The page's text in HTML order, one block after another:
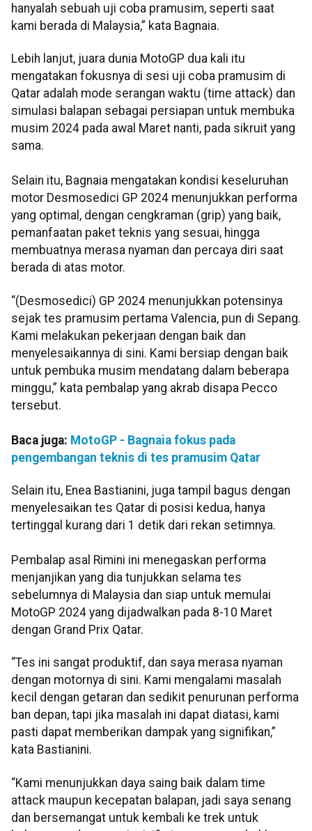
hanyalah sebuah uji coba pramusim, seperti saat
kami berada di Malaysia,” kata Bagnaia.
Lebih lanjut, juara dunia MotoGP dua kali itu
mengatakan fokusnya di sesi uji coba pramusim di
Qatar adalah mode serangan waktu (time attack) dan
simulasi balapan sebagai persiapan untuk membuka
musim 2024 pada awal Maret nanti, pada sikruit yang
sama.
Selain itu, Bagnaia mengatakan kondisi keseluruhan
motor Desmosedici GP 2024 menunjukkan performa
yang optimal, dengan cengkraman (grip) yang baik,
pemanfaatan paket teknis yang sesuai, hingga
membuatnya merasa nyaman dan percaya diri saat
berada di atas motor.
“(Desmosedici) GP 2024 menunjukkan potensinya
sejak tes pramusim pertama Valencia, pun di Sepang.
Kami melakukan pekerjaan dengan baik dan
menyelesaikannya di sini. Kami bersiap dengan baik
untuk pembuka musim mendatang dalam beberapa
minggu,” kata pembalap yang akrab disapa Pecco
tersebut.
Baca juga: MotoGP - Bagnaia fokus pada
pengembangan teknis di tes pramusim Qatar
Selain itu, Enea Bastianini, juga tampil bagus dengan
menyelesaikan tes Qatar di posisi kedua, hanya
tertinggal kurang dari 1 detik dari rekan setimnya.
Pembalap asal Rimini ini menegaskan performa
menjanjikan yang dia tunjukkan selama tes
sebelumnya di Malaysia dan siap untuk memulai
MotoGP 2024 yang dijadwalkan pada 8-10 Maret
dengan Grand Prix Qatar.
“Tes ini sangat produktif, dan saya merasa nyaman
dengan motornya di sini. Kami mengalami masalah
kecil dengan getaran dan sedikit penurunan performa
ban depan, tapi jika masalah ini dapat diatasi, kami
pasti dapat memberikan dampak yang signifikan,”
kata Bastianini.
“Kami menunjukkan daya saing baik dalam time
attack maupun kecepatan balapan, jadi saya senang
dan bersemangat untuk kembali ke trek untuk